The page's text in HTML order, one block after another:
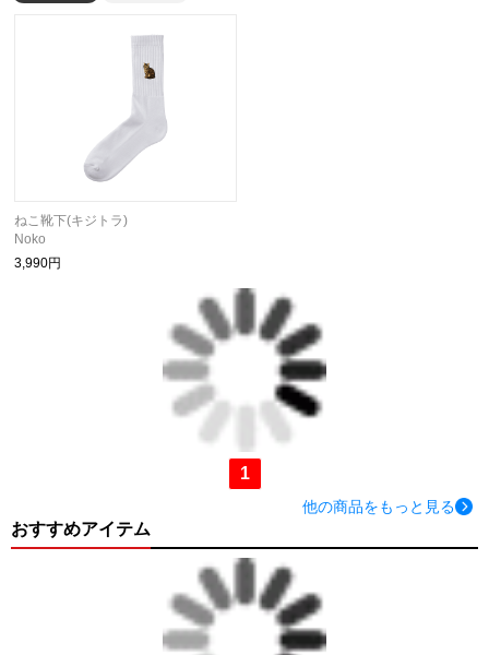
ねこ靴下(キジトラ)
Noko
3,990円
1
他の商品をもっと見る
おすすめアイテム